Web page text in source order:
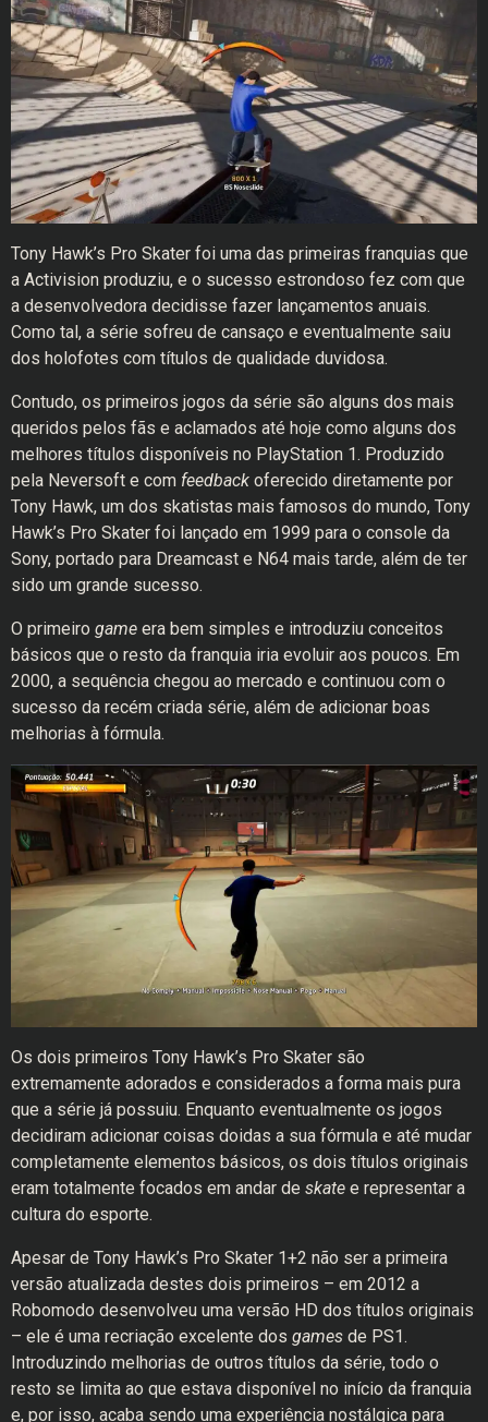
Tony Hawk’s Pro Skater foi uma das primeiras franquias que
a Activision produziu, e o sucesso estrondoso fez com que
a desenvolvedora decidisse fazer lançamentos anuais.
Como tal, a série sofreu de cansaço e eventualmente saiu
dos holofotes com títulos de qualidade duvidosa.
Contudo, os primeiros jogos da série são alguns dos mais
queridos pelos fãs e aclamados até hoje como alguns dos
melhores títulos disponíveis no PlayStation 1. Produzido
pela Neversoft e com feedback oferecido diretamente por
Tony Hawk, um dos skatistas mais famosos do mundo, Tony
Hawk’s Pro Skater foi lançado em 1999 para o console da
Sony, portado para Dreamcast e N64 mais tarde, além de ter
sido um grande sucesso.
O primeiro game era bem simples e introduziu conceitos
básicos que o resto da franquia iria evoluir aos poucos. Em
2000, a sequência chegou ao mercado e continuou com o
sucesso da recém criada série, além de adicionar boas
melhorias à fórmula.
Os dois primeiros Tony Hawk’s Pro Skater são
extremamente adorados e considerados a forma mais pura
que a série já possuiu. Enquanto eventualmente os jogos
decidiram adicionar coisas doidas a sua fórmula e até mudar
completamente elementos básicos, os dois títulos originais
eram totalmente focados em andar de skate e representar a
cultura do esporte.
Apesar de Tony Hawk’s Pro Skater 1+2 não ser a primeira
versão atualizada destes dois primeiros – em 2012 a
Robomodo desenvolveu uma versão HD dos títulos originais
– ele é uma recriação excelente dos games de PS1.
Introduzindo melhorias de outros títulos da série, todo o
resto se limita ao que estava disponível no início da franquia
e, por isso, acaba sendo uma experiência nostálgica para